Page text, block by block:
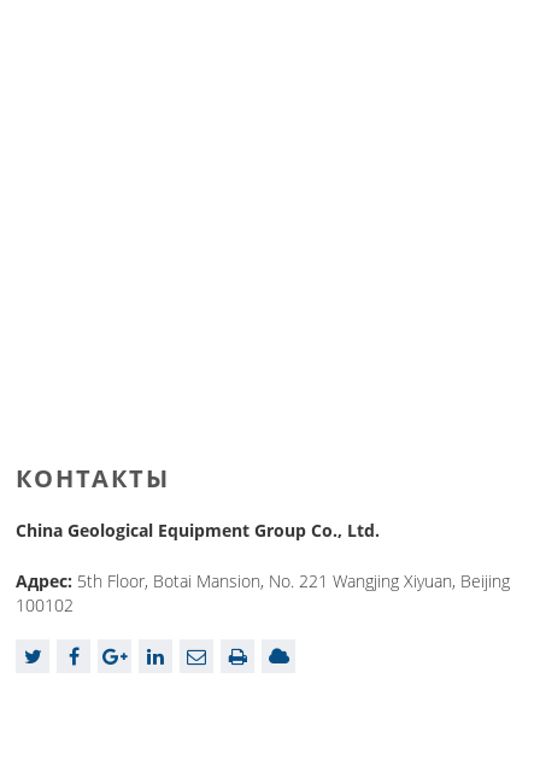
КОНТАКТЫ
China Geological Equipment Group Co., Ltd.
Адрес: 5th Floor, Botai Mansion, No. 221 Wangjing Xiyuan, Beijing
100102